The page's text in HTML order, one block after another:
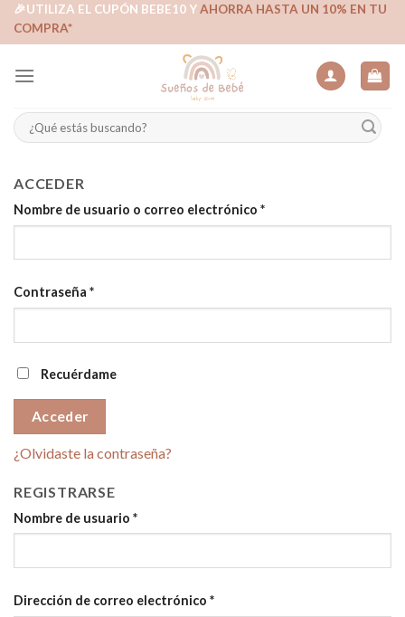
Skip🎉UTILIZA EL CUPÓN BEBE10 YAHORRA HASTA UN 10% EN TU
COMPRA*
Buscar
por:
ACCEDER
Nombre de usuario o correo electrónico *
Contraseña *
Recuérdame
Acceder
¿Olvidaste la contraseña?
REGISTRARSE
Nombre de usuario *
Dirección de correo electrónico *